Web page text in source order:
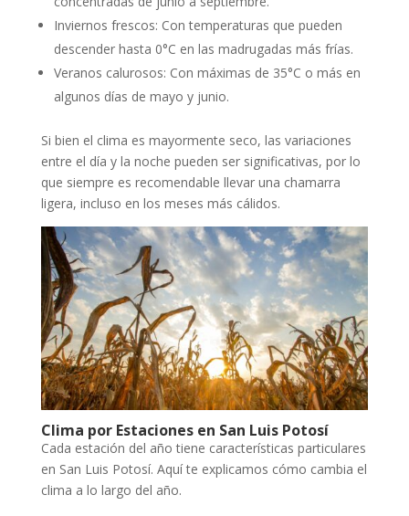
Inviernos frescos: Con temperaturas que pueden
descender hasta 0°C en las madrugadas más frías.
Veranos calurosos: Con máximas de 35°C o más en
algunos días de mayo y junio.
Si bien el clima es mayormente seco, las variaciones
entre el día y la noche pueden ser significativas, por lo
que siempre es recomendable llevar una chamarra
ligera, incluso en los meses más cálidos.
Clima por Estaciones en San Luis Potosí
Cada estación del año tiene características particulares
en San Luis Potosí. Aquí te explicamos cómo cambia el
clima a lo largo del año.